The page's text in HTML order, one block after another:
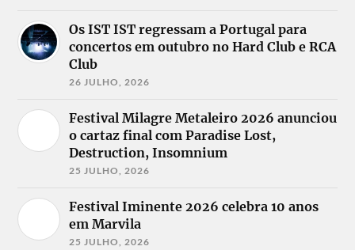
Os IST IST regressam a Portugal para
concertos em outubro no Hard Club e RCA
Club
26 JULHO, 2026
Festival Milagre Metaleiro 2026 anunciou
o cartaz final com Paradise Lost,
Destruction, Insomnium
25 JULHO, 2026
Festival Iminente 2026 celebra 10 anos
em Marvila
25 JULHO, 2026